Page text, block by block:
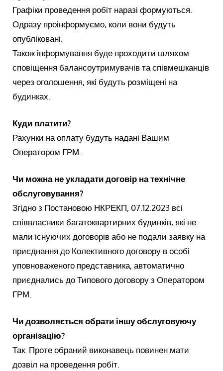
Графіки проведення робіт наразі формуються.
Одразу проінформуємо, коли вони будуть
опубліковані.
Також інформування буде проходити шляхом
сповіщення балансоутримувачів та співмешканців
через оголошення, які будуть розміщені на
будинках.
Куди платити?
Рахунки на оплату будуть надані Вашим
Оператором ГРМ.
Чи можна не укладати договір на технічне
обслуговування?
Згідно з Постановою НКРЕКП, 07.12.2023 всі
співвласники багатоквартирних будинків, які не
мали існуючих договорів або не подали заявку на
приєднання до Колективного договору в особі
уповноваженого представника, автоматично
приєднались до Типового договору з Оператором
ГРМ.
Чи дозволяється обрати іншу обслуговуючу
організацію?
Так. Проте обраний виконавець повинен мати
дозвіл на проведення робіт.